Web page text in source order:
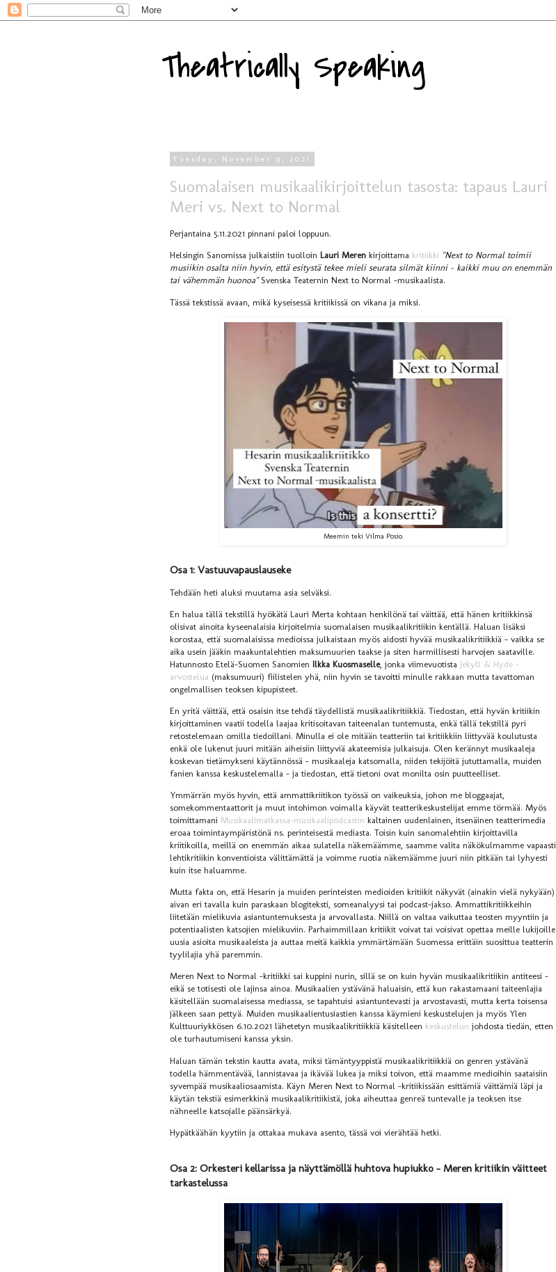
Theatrically Speaking
Tuesday, November 9, 2021
Suomalaisen musikaalikirjoittelun tasosta: tapaus Lauri
Meri vs. Next to Normal
Perjantaina 5.11.2021 pinnani paloi loppuun.
Helsingin Sanomissa julkaistiin tuolloin Lauri Meren kirjoittama kritiikki "Next to Normal toimii
musiikin osalta niin hyvin, että esitystä tekee mieli seurata silmät kiinni – kaikki muu on enemmän
tai vähemmän huonoa"Svenska Teaternin Next to Normal -musikaalista.
Tässä tekstissä avaan, mikä kyseisessä kritiikissä on vikana ja miksi.
Meemin teki Vilma Posio.
Osa 1: Vastuuvapauslauseke
Tehdään heti aluksi muutama asia selväksi.
En halua tällä tekstillä hyökätä Lauri Merta kohtaan henkilönä tai väittää, että hänen kritiikkinsä
olisivat ainoita kyseenalaisia kirjoitelmia suomalaisen musikaalikritiikin kentällä. Haluan lisäksi
korostaa, että suomalaisissa medioissa julkaistaan myös aidosti hyvää musikaalikritiikkiä – vaikka se
aika usein jääkin maakuntalehtien maksumuurien taakse ja siten harmillisesti harvojen saataville.
Hatunnosto Etelä-Suomen Sanomien Ilkka Kuosmaselle, jonka viimevuotista Jekyll & Hyde -
arvostelua (maksumuuri) fiilistelen yhä, niin hyvin se tavoitti minulle rakkaan mutta tavattoman
ongelmallisen teoksen kipupisteet.
En yritä väittää, että osaisin itse tehdä täydellistä musikaalikritiikkiä. Tiedostan, että hyvän kritiikin
kirjoittaminen vaatii todella laajaa kritisoitavan taiteenalan tuntemusta, enkä tällä tekstillä pyri
retostelemaan omilla tiedoillani. Minulla ei ole mitään teatteriin tai kritiikkiin liittyvää koulutusta
enkä ole lukenut juuri mitään aiheisiin liittyviä akateemisia julkaisuja. Olen kerännyt musikaaleja
koskevan tietämykseni käytännössä – musikaaleja katsomalla, niiden tekijöitä jututtamalla, muiden
fanien kanssa keskustelemalla – ja tiedostan, että tietoni ovat monilta osin puutteelliset.
Ymmärrän myös hyvin, että ammattikriitikon työssä on vaikeuksia, johon me bloggaajat,
somekommentaattorit ja muut intohimon voimalla käyvät teatterikeskustelijat emme törmää. Myös
toimittamani Musikaalimatkassa-musikaalipodcastin kaltainen uudenlainen, itsenäinen teatterimedia
eroaa toimintaympäristönä ns. perinteisestä mediasta. Toisin kuin sanomalehtiin kirjoittavilla
kriitikoilla, meillä on enemmän aikaa sulatella näkemäämme, saamme valita näkökulmamme vapaasti
lehtikritiikin konventioista välittämättä ja voimme ruotia näkemäämme juuri niin pitkään tai lyhyesti
kuin itse haluamme.
Mutta fakta on, että Hesarin ja muiden perinteisten medioiden kritiikit näkyvät (ainakin vielä nykyään)
aivan eri tavalla kuin paraskaan blogiteksti, someanalyysi tai podcast-jakso. Ammattikritiikkeihin
liitetään mielikuvia asiantuntemuksesta ja arvovallasta. Niillä on valtaa vaikuttaa teosten myyntiin ja
potentiaalisten katsojien mielikuviin. Parhaimmillaan kritiikit voivat tai voisivat opettaa meille lukijoille
uusia asioita musikaaleista ja auttaa meitä kaikkia ymmärtämään Suomessa erittäin suosittua teatterin
tyylilajia yhä paremmin.
Meren Next to Normal -kritiikki sai kuppini nurin, sillä se on kuin hyvän musikaalikritiikin antiteesi –
eikä se totisesti ole lajinsa ainoa. Musikaalien ystävänä haluaisin, että kun rakastamaani taiteenlajia
käsitellään suomalaisessa mediassa, se tapahtuisi asiantuntevasti ja arvostavasti, mutta kerta toisensa
jälkeen saan pettyä. Muiden musikaalientusiastien kanssa käymieni keskustelujen ja myös Ylen
Kulttuuriykkösen 6.10.2021 lähetetyn musikaalikritiikkiä käsitelleen keskustelun johdosta tiedän, etten
ole turhautumiseni kanssa yksin.
Haluan tämän tekstin kautta avata, miksi tämäntyyppistä musikaalikritiikkiä on genren ystävänä
todella hämmentävää, lannistavaa ja ikävää lukea ja miksi toivon, että maamme medioihin saataisiin
syvempää musikaaliosaamista. Käyn Meren Next to Normal -kritiikissään esittämiä väittämiä läpi ja
käytän tekstiä esimerkkinä musikaalikritiikistä, joka aiheuttaa genreä tuntevalle ja teoksen itse
nähneelle katsojalle päänsärkyä.
Hypätkäähän kyytiin ja ottakaa mukava asento, tässä voi vierähtää hetki.
Osa 2: Orkesteri kellarissa ja näyttämöllä huhtova hupiukko – Meren kritiikin väitteet
tarkastelussa